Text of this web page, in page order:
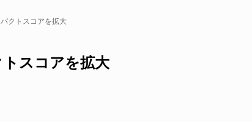
クトスコアを拡大
スコアを拡大